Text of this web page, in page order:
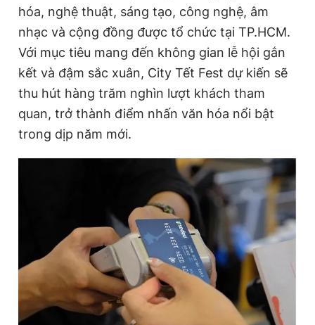
Đọc Thanh Niên trên điện thoại
Theo dõi báo trên
Liên hệ quảng cáo
0908 780 404
Quảng cáo RSS Tòa soạn Chính sách bảo
Tổng biên tập: Nguyễn Ngọc Toàn
Phó tổng biên tập thường trực: Hải Thành
Phó tổng biên tập: Lâm Hiếu Dũng
Phó tổng biên tập: Trần Việt Hưng
Tổng thư ký tòa soạn: Đức Trung
hóa, nghệ thuật, sáng tạo, công nghệ, âm
nhạc và cộng đồng được tổ chức tại TP.HCM.
Với mục tiêu mang đến không gian lễ hội gắn
kết và đậm sắc xuân, City Tết Fest dự kiến sẽ
thu hút hàng trăm nghìn lượt khách tham
quan, trở thành điểm nhấn văn hóa nổi bật
trong dịp năm mới.